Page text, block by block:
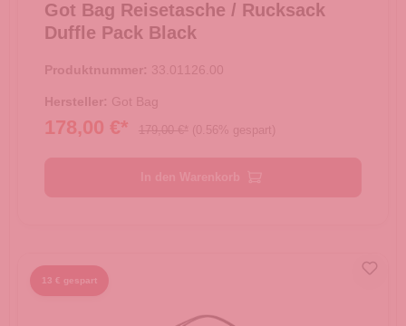
Got Bag Reisetasche / Rucksack
Duffle Pack Black
Produktnummer: 33.01126.00
Hersteller: Got Bag
178,00 €* 179,00 €* (0.56% gespart)
13 € gespart